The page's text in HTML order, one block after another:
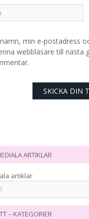
min e-postadress
webbläsare till nästa
ARTIKLAR
artiklar
– KATEGORIER